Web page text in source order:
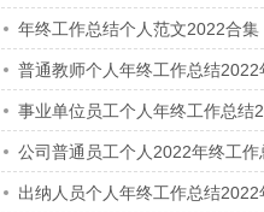
年终工作总结个人范文2022合集
普通教师个人年终工作总结2022
事业单位员工个人年终工作总结
公司普通员工个人2022年终工作